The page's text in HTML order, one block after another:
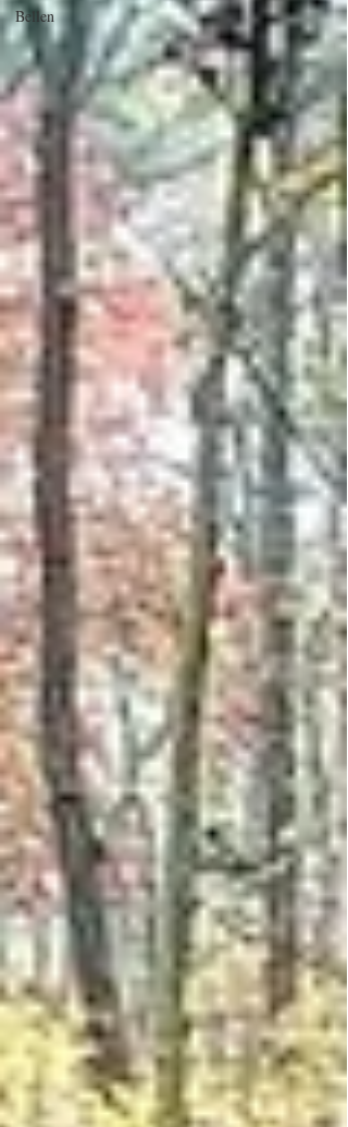
Bellen